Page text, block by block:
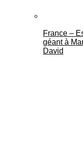
France –
géant à
David